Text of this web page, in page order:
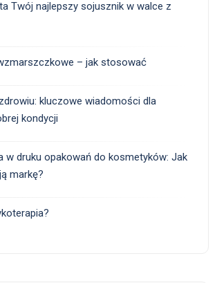
Twój najlepszy sojusznik w walce z
– jak stosować
kluczowe wiadomości dla
kondycji
w druku opakowań do kosmetyków: Jak
markę?